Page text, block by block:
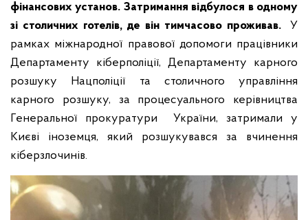
фінансових установ. Затримання відбулося в одному
зі столичних готелів, де він тимчасово проживав.
У
рамках міжнародної правової допомоги працівники
Департаменту кіберполіції, Департаменту карного
розшуку Нацполіції та столичного управління
карного розшуку, за процесуального керівництва
Генеральної прокуратури України, затримали у
Києві іноземця, який розшукувався за вчинення
кіберзлочинів.